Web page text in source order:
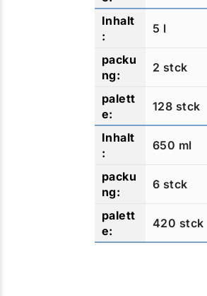
5 l
2 stck
128 stck
650 ml
6 stck
420 stck